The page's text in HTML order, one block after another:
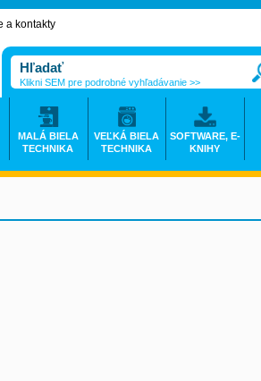
a kontakty
Klikni SEM pre podrobné vyhľadávanie >>
MALÁ BIELA
TECHNIKA
VEĽKÁ BIELA
TECHNIKA
SOFTWARE, E-
KNIHY